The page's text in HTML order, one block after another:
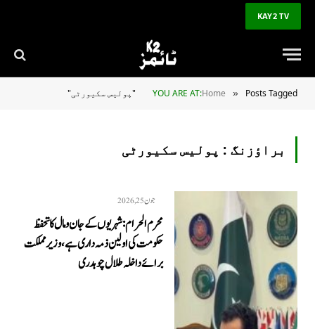
KAY2 TV
YOU ARE AT:Home » Posts Tagged "پولیس سکیورٹی"
براؤزنگ : پولیس سکیورٹی
جون 25, 2026
‎محرم الحرام: شہریوں کے جان و مال کا تحفظ
حکومت کی اولین ذمہ داری ہے، وزیر مملکت
برائے داخلہ طلال چوہدری